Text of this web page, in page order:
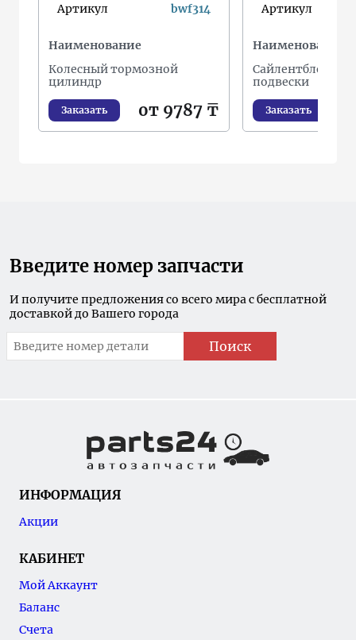
Артикул
bwf314
Наименование
Колесный тормозной
цилиндр
Заказать от 9787 ₸
Артикул
Наименование
Сайлентблок
подвески
Заказать
Введите номер запчасти
И получите предложения со всего мира с бесплатной
доставкой до Вашего города
Поиск
ИНФОРМАЦИЯ
Акции
КАБИНЕТ
Мой Аккаунт
Баланс
Счета